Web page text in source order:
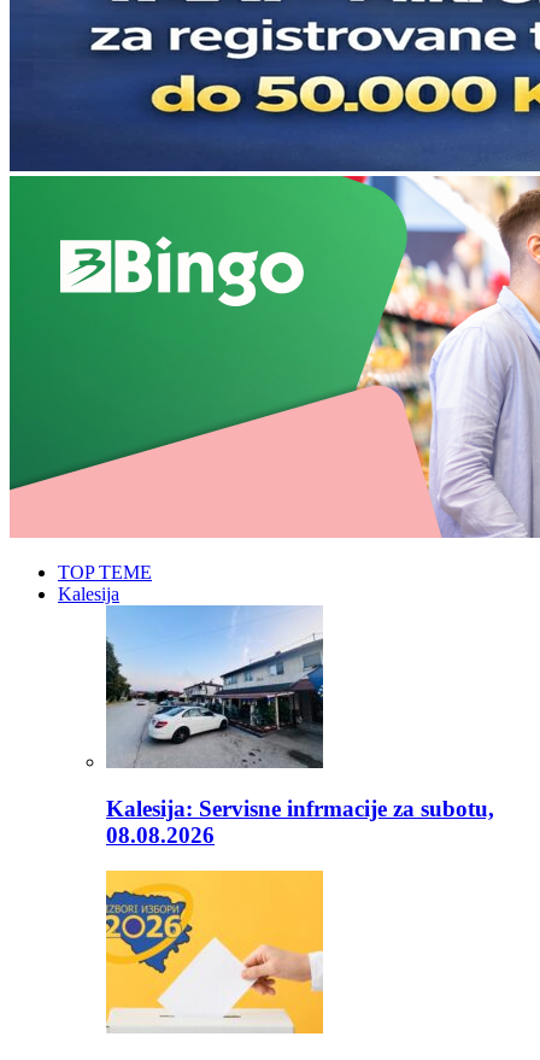
TOP TEME
Kalesija
Kalesija: Servisne infrmacije za subotu,
08.08.2026